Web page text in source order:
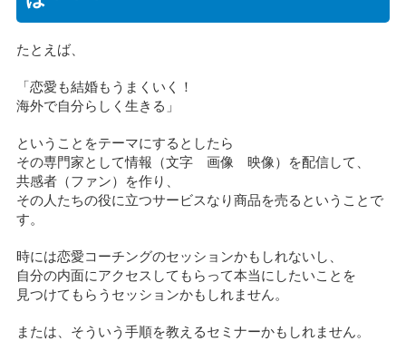
たとえば、
「恋愛も結婚もうまくいく！
海外で自分らしく生きる」
ということをテーマにするとしたら
その専門家として情報（文字 画像 映像）を配信して、
共感者（ファン）を作り、
その人たちの役に立つサービスなり商品を売るということで
す。
時には恋愛コーチングのセッションかもしれないし、
自分の内面にアクセスしてもらって本当にしたいことを
見つけてもらうセッションかもしれません。
または、そういう手順を教えるセミナーかもしれません。